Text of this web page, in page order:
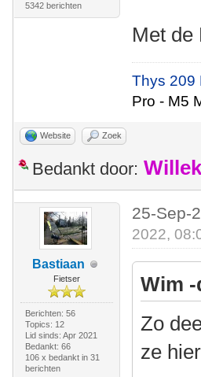
5342 berichten
Met de
Thys
Pro - M5
Website Zoek
Bedankt door:
Bastiaan
Fietser
Berichten: 56
Topics: 12
Lid sinds: Apr 2021
Bedankt: 66
106 x bedankt in 31
berichten
25-Sep-
2022,
Wim
Zo
ze